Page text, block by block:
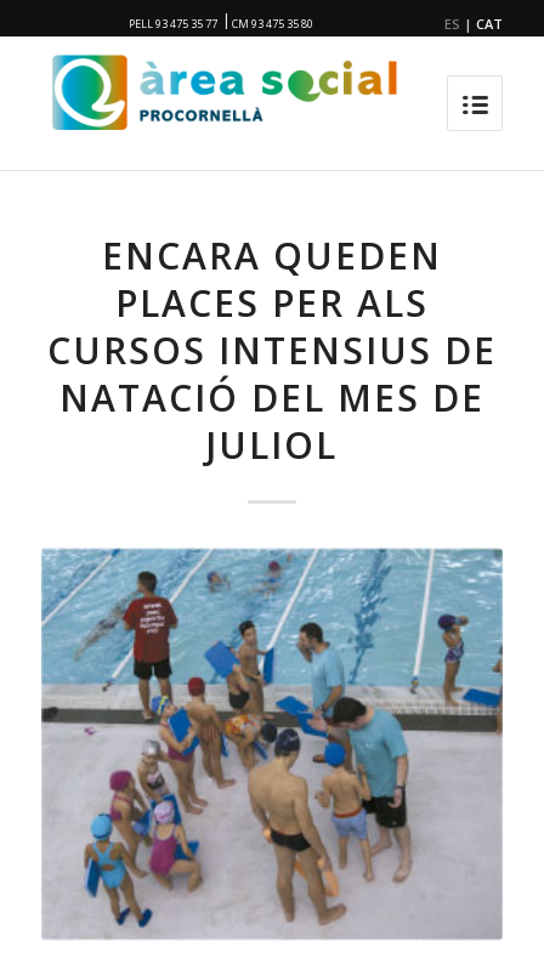
PELL 93 475 35 77 | CM 93 475 35 80 ES |CAT
ENCARA QUEDEN
PLACES PER ALS
CURSOS INTENSIUS DE
NATACIÓ DEL MES DE
JULIOL